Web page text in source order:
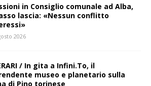
in Consiglio comunale ad Alba,
lascia: «Nessun conflitto
2026
/ In gita a Infini.To, il
museo e planetario sulla
di Pino torinese